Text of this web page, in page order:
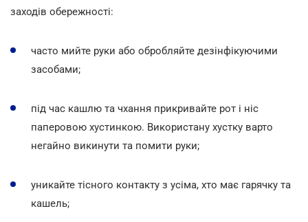
заходів обережності:
часто мийте руки або обробляйте дезінфікуючими
засобами;
під час кашлю та чхання прикривайте рот і ніс
паперовою хустинкою. Використану хустку варто
негайно викинути та помити руки;
уникайте тісного контакту з усіма, хто має гарячку та
кашель;